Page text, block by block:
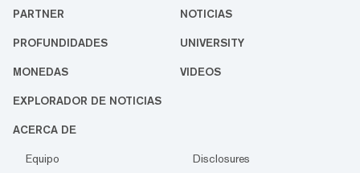
PARTNER NOTICIAS
PROFUNDIDADES UNIVERSITY
MONEDAS VIDEOS
EXPLORADOR DE NOTICIAS
ACERCA DE
Equipo
Disclosures